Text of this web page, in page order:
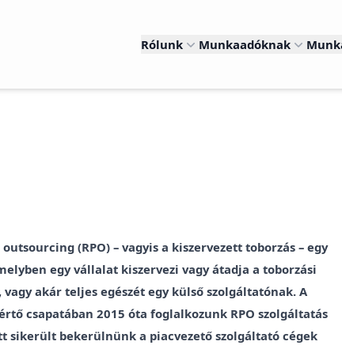
Rólunk Munkaadóknak
(RPO) – vagyis a kiszervezett toborzás – egy
egy vállalat kiszervezi vagy átadja a toborzási
akár teljes egészét egy külső szolgáltatónak. A
csapatában 2015 óta foglalkozunk RPO szolgáltatás
sikerült bekerülnünk a piacvezető szolgáltató cégek